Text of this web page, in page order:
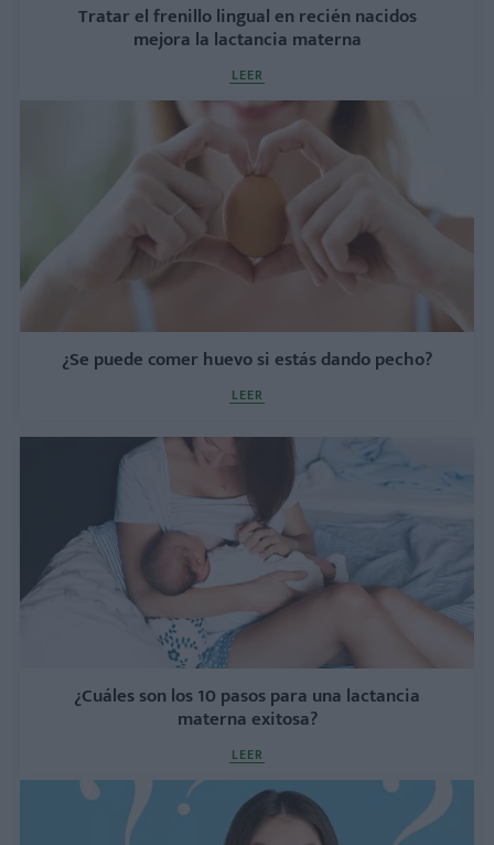
Tratar el frenillo lingual en recién nacidos
mejora la lactancia materna
LEER
¿Se puede comer huevo si estás dando pecho?
LEER
¿Cuáles son los 10 pasos para una lactancia
materna exitosa?
LEER